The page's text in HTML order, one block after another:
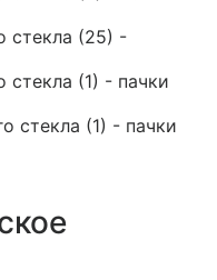
стекла (25) -
стекла (1) - пачки
стекла (1) - пачки